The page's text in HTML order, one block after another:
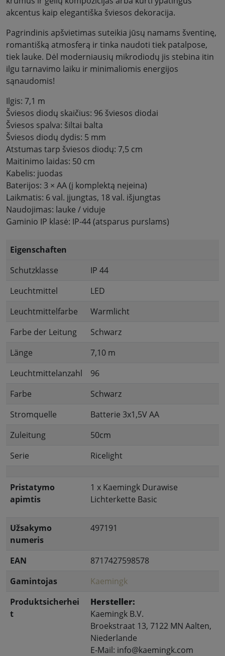
akcentus kaip elegantiška šviesos dekoracija.
Pagrindinis apšvietimas suteikia jūsų namams šventinę,
romantišką atmosferą ir tinka naudoti tiek patalpose,
tiek lauke. Dėl moderniausių mikrodiodų jis stebina itin
ilgu tarnavimo laiku ir minimaliomis energijos
sąnaudomis!
Ilgis: 7,1 m
Šviesos diodų skaičius: 96 šviesos diodai
Šviesos spalva: šiltai balta
Šviesos diodų dydis: 5 mm
Atstumas tarp šviesos diodų: 7,5 cm
Maitinimo laidas: 50 cm
Kabelis: juodas
Baterijos: 3 × AA (į komplektą neįeina)
Laikmatis: 6 val. įjungtas, 18 val. išjungtas
Naudojimas: lauke / viduje
Gaminio IP klasė: IP-44 (atsparus purslams)
Eigenschaften
Schutzklasse
IP 44
Leuchtmittel
LED
Leuchtmittelfarbe
Warmlicht
Farbe der Leitung
Schwarz
Länge
7,10 m
Leuchtmittelanzahl
96
Farbe
Schwarz
Stromquelle
Batterie 3x1,5V AA
Zuleitung
50cm
Serie
Ricelight
Pristatymo
apimtis
1 x Kaemingk Durawise
Lichterkette Basic
Užsakymo
numeris
497191
EAN
8717427598578
Gamintojas
Kaemingk
Produktsicherhei
t
Hersteller:
Kaemingk B.V.
Broekstraat 13, 7122 MN Aalten,
Niederlande
E-Mail: info@kaemingk.com